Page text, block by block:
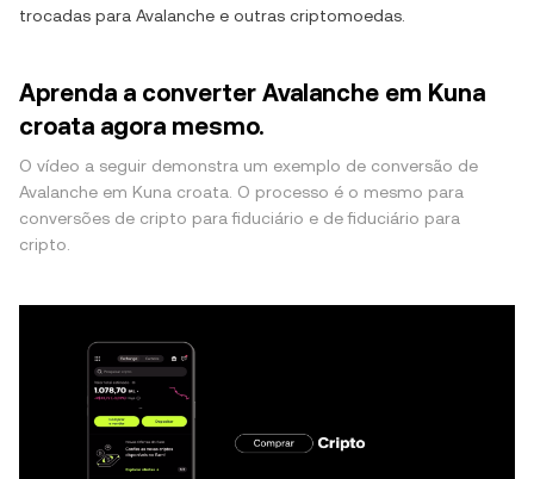
trocadas para Avalanche e outras criptomoedas.
Aprenda a converter Avalanche em Kuna
croata agora mesmo.
O vídeo a seguir demonstra um exemplo de conversão de
Avalanche em Kuna croata. O processo é o mesmo para
conversões de cripto para fiduciário e de fiduciário para
cripto.